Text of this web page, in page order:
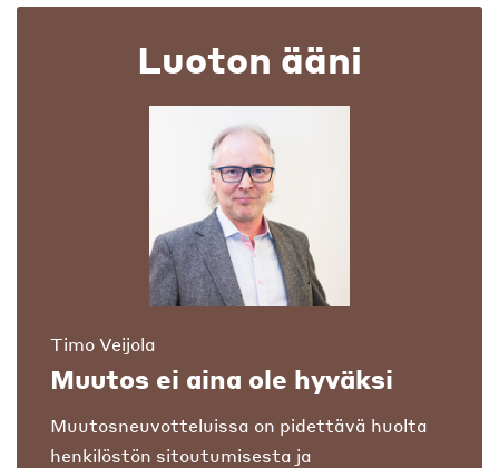
Luoton ääni
Timo Veijola
Muutos ei aina ole hyväksi
Muutosneuvotteluissa on pidettävä huolta
henkilöstön sitoutumisesta ja